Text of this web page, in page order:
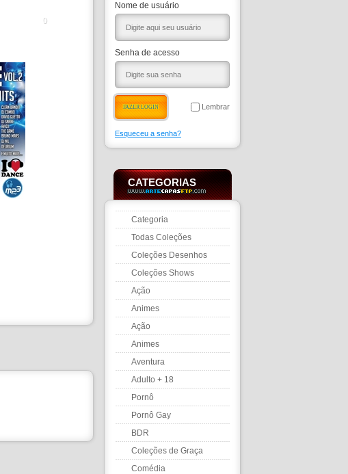
0
Nome de usuário
Senha de acesso
Lembrar
Esqueceu a senha?
CATEGORIAS
Categoria
Todas Coleções
Coleções Desenhos
Coleções Shows
Ação
Animes
Ação
Animes
Aventura
Adulto + 18
Pornô
Pornô Gay
BDR
Coleções de Graça
Comédia